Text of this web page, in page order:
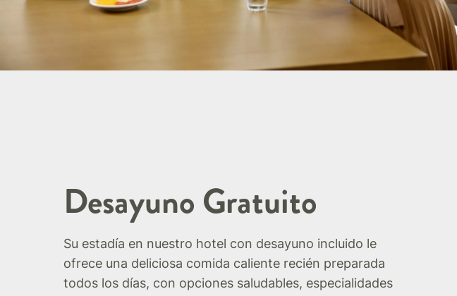
Desayuno Gratuito
Su estadía en nuestro hotel con desayuno incluido le
ofrece una deliciosa comida caliente recién preparada
todos los días, con opciones saludables, especialidades